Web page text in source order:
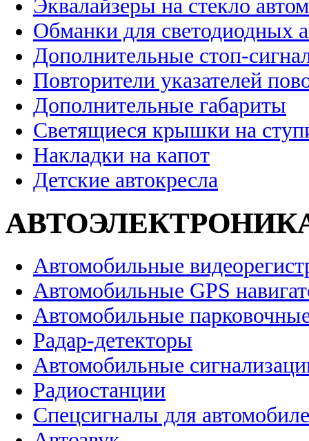
Эквалайзеры на стекло
Обманки для светодиодных
Дополнительные стоп-
Повторители указателей
Дополнительные габариты
Светящиеся крышки на
Накладки на капот
Детские автокресла
Автомобильные
Автомобильные GPS
Автомобильные
Радар-детекторы
Автомобильные
Радиостанции
Спецсигналы для